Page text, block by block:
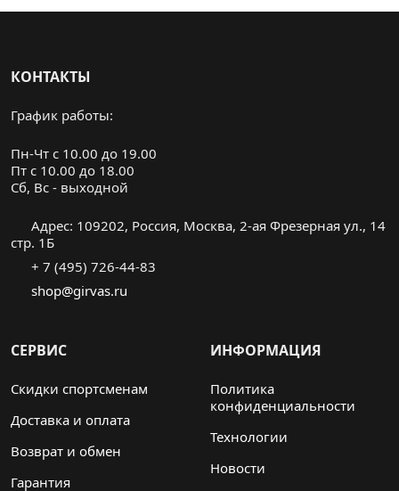
КОНТАКТЫ
График работы:
Пн-Чт с 10.00 до 19.00
Пт с 10.00 до 18.00
Cб, Вс - выходной
Адрес: 109202, Россия, Москва, 2-ая Фрезерная ул., 14
стр. 1Б
+ 7 (495) 726-44-83
shop@girvas.ru
СЕРВИС
Скидки спортсменам
Доставка и оплата
Возврат и обмен
Гарантия
ИНФОРМАЦИЯ
Политика
конфиденциальности
Технологии
Новости